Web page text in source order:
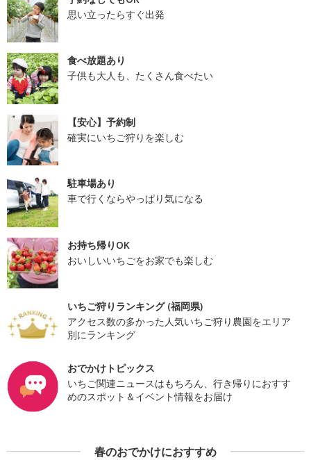
思い立ったらすぐ出発
食べ放題あり
子供も大人も、たくさん食べたい
【安心】予約制
確実にいちご狩りを楽しむ
駐車場あり
車で行くならやっぱり気になる
お持ち帰りOK
おいしいいちごをお家でも楽しむ
いちご狩りランキング (福岡県)
アクセス数の多かった人気いちご狩り農園をエリア
別にランキング
おでかけトピックス
いちご関連ニュースはもちろん、行き帰りにおすす
めのスポット＆イベント情報をお届け
春のおでかけにおすすめ